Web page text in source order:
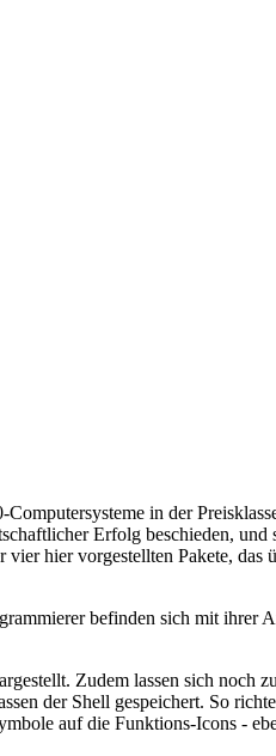
in der
Erfolg beschieden, und
hier vorgestellten Pakete, das
befinden sich mit ihrer
Zudem lassen sich noch
der Shell gespeichert. So
auf die Funktions-Icons -